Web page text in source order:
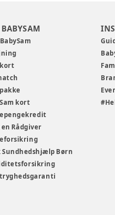
BABYSAM
kort
en Rådgiver
Sundhedshjælp Børn
tryghedsgaranti